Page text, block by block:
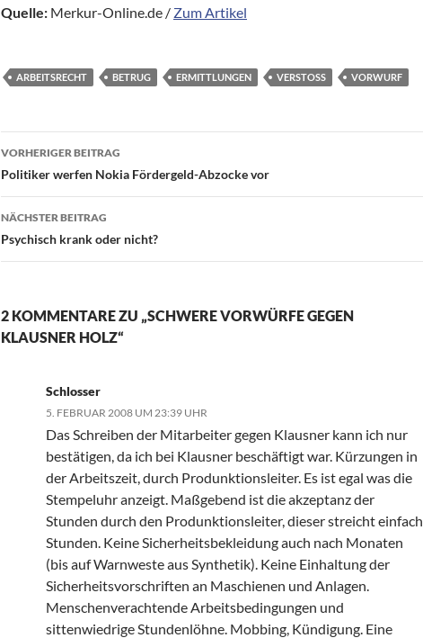
Quelle: Merkur-Online.de / Zum Artikel
ARBEITSRECHT BETRUG ERMITTLUNGEN VERSTOSS VORWURF
Beitragsnavigation
VORHERIGER BEITRAG
Politiker werfen Nokia Fördergeld-Abzocke vor
NÄCHSTER BEITRAG
Psychisch krank oder nicht?
2 KOMMENTARE ZU „SCHWERE VORWÜRFE GEGEN
KLAUSNER HOLZ“
Schlosser
5. FEBRUAR 2008 UM 23:39 UHR
Das Schreiben der Mitarbeiter gegen Klausner kann ich nur
bestätigen, da ich bei Klausner beschäftigt war. Kürzungen in
der Arbeitszeit, durch Produnktionsleiter. Es ist egal was die
Stempeluhr anzeigt. Maßgebend ist die akzeptanz der
Stunden durch den Produnktionsleiter, dieser streicht einfach
Stunden. Keine Sicherheitsbekleidung auch nach Monaten
(bis auf Warnweste aus Synthetik). Keine Einhaltung der
Sicherheitsvorschriften an Maschienen und Anlagen.
Menschenverachtende Arbeitsbedingungen und
sittenwiedrige Stundenlöhne. Mobbing, Kündigung. Eine